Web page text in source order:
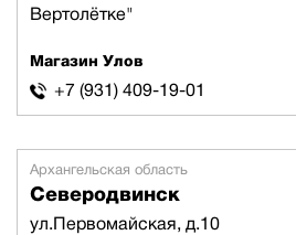
Вертолётке"
Магазин Улов
+7 (931) 409-19-01
Архангельская область
Северодвинск
ул.Первомайская, д.10